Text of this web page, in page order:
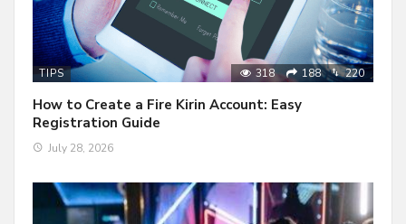
TIPS 318 188 220
How to Create a Fire Kirin Account: Easy
Registration Guide
July 28, 2026